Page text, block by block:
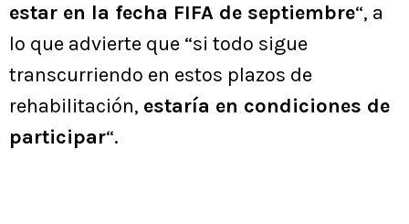
estar en la fecha FIFA de septiembre“, a
lo que advierte que “si todo sigue
transcurriendo en estos plazos de
rehabilitación, estaría en condiciones de
participar“.